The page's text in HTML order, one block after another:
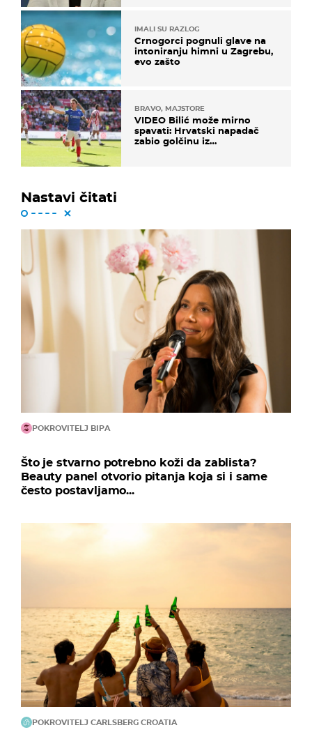
IMALI SU RAZLOG
Crnogorci pognuli glave na
intoniranju himni u Zagrebu,
evo zašto
BRAVO, MAJSTORE
VIDEO Bilić može mirno
spavati: Hrvatski napadač
zabio golčinu iz
Nastavi čitati
POKROVITELJ BIPA
Što je stvarno potrebno koži da zablista?
Beauty panel otvorio pitanja koja si i same
često postavljamo...
POKROVITELJ CARLSBERG CROATIA